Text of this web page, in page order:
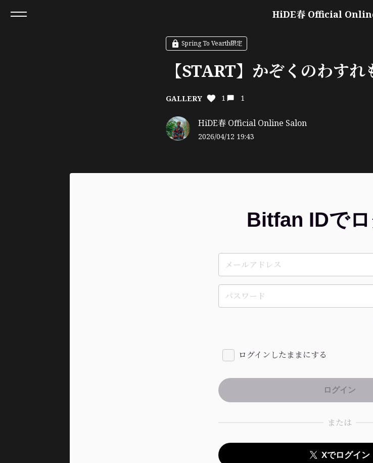
HiDE春 Official
Spring To Vearth限定
【START】かぞくのわす
GALLERY 1 1
HiDE春 Official Online Salon
2026/04/12 19:43
Bitfan IDで
ログインしたままにする
または
Xでログイン